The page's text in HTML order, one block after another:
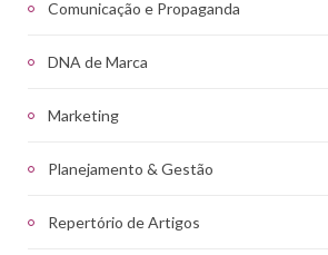
Comunicação e Propaganda
DNA de Marca
Marketing
Planejamento & Gestão
Repertório de Artigos